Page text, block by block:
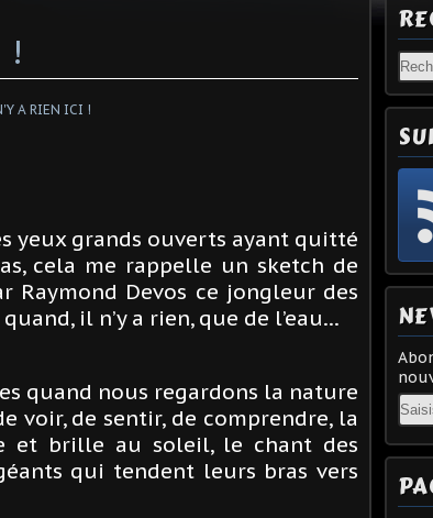
!
yeux grands ouverts ayant quitté
cela me rappelle un sketch de
Raymond Devos ce jongleur des
il n’y a rien, que de l’eau…
quand nous regardons la nature
voir, de sentir, de comprendre, la
et brille au soleil, le chant des
qui tendent leurs bras vers